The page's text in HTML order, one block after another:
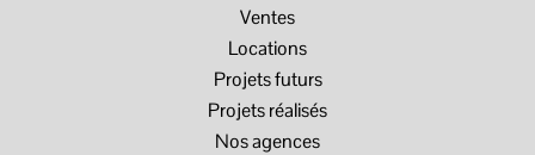
Ventes
Locations
Projets futurs
Projets réalisés
Nos agences